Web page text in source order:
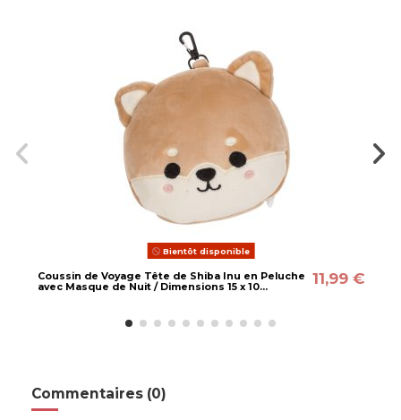
Bientôt disponible
Coussin de Voyage Tête de Shiba Inu en Peluche
avec Masque de Nuit / Dimensions 15 x 10...
11,99 €
Commentaires (0)